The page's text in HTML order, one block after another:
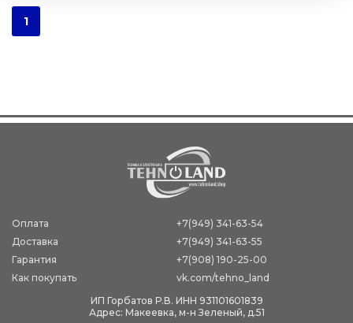
1
Оплата
Доставка
Гарантия
Как покупать
+7(949) 341-63-54
+7(949) 341-63-55
+7(908) 190-25-00
vk.com/tehno_land
ИП Горбатов Р.В. ИНН 931101601839
Адрес: Макеевка, м-н Зеленый, д.51